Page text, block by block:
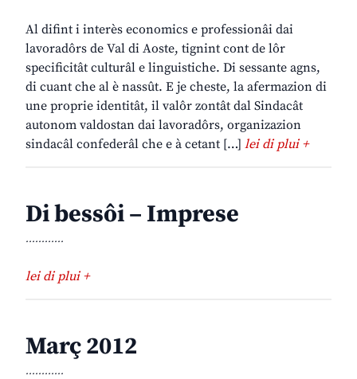
Al difint i interès economics e professionâi dai
lavoradôrs de Val di Aoste, tignint cont de lôr
specificitât culturâl e linguistiche. Di sessante agns,
di cuant che al è nassût. E je cheste, la afermazion di
une proprie identitât, il valôr zontât dal Sindacât
autonom valdostan dai lavoradôrs, organizazion
sindacâl confederâl che e à cetant […] lei di plui +
Di bessôi – Imprese
............
lei di plui +
Març 2012
............